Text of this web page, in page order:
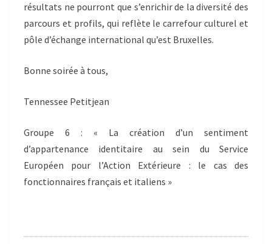
résultats ne pourront que s’enrichir de la diversité des
parcours et profils, qui reflète le carrefour culturel et
pôle d’échange international qu’est Bruxelles.
Bonne soirée à tous,
Tennessee Petitjean
Groupe 6 : « La création d’un sentiment
d’appartenance identitaire au sein du Service
Européen pour l’Action Extérieure : le cas des
fonctionnaires français et italiens »